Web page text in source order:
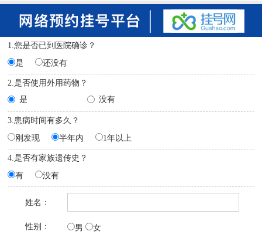
1.您是否已到医院确诊？
是
还没有
2.是否使用外用药物？
是
没有
3.患病时间有多久？
刚发现
半年内 1年以上
4.是否有家族遗传史？
有
没有
姓名：
性别： 男 女